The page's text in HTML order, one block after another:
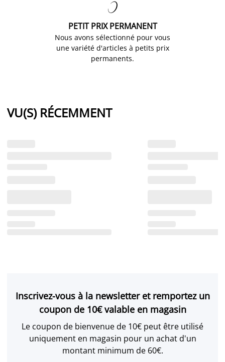

PETIT PRIX PERMANENT
Nous avons sélectionné pour vous
une variété d'articles à petits prix
permanents.
VU(S) RÉCEMMENT
Inscrivez-vous à la newsletter et remportez un
coupon de 10€ valable en magasin
Le coupon de bienvenue de 10€ peut être utilisé
uniquement en magasin pour un achat d'un
montant minimum de 60€.